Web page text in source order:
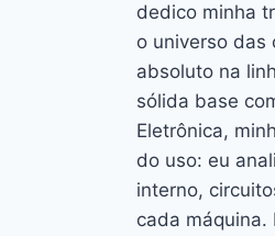
dedico minha
o universo das
absoluto na
sólida base
Eletrônica,
do uso: eu
interno,
cada máquina.